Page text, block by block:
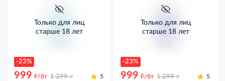
-23%
Только для лиц
старше 18 лет
999 д/бт 1 299 д 5
-23%
Только для лиц
старше 18 лет
999 д/бт 1 299 д 5